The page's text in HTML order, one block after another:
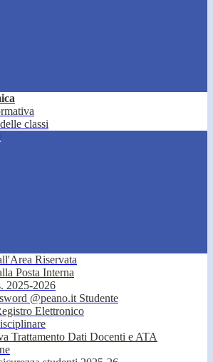
classi
Riservata
Posta Interna
2025-2026
@peano.it Studente
Elettronico
Trattamento Dati Docenti e ATA